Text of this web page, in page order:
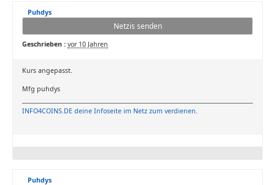
Puhdys
Netzis senden
Geschrieben : vor 10 Jahren
Kurs angepasst.
Mfg puhdys
INFO4COINS.DE deine Infoseite im Netz zum verdienen.
Puhdys